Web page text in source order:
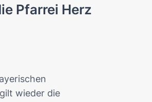
Pfarrei Herz
wieder die